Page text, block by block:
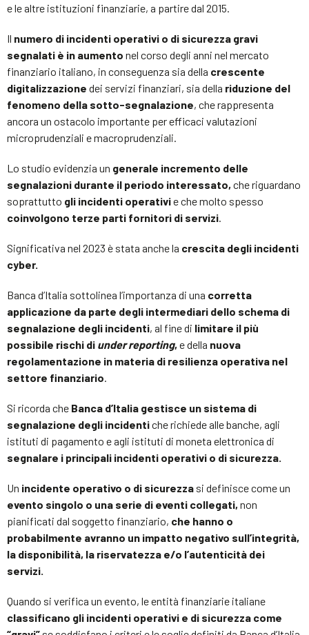
e le altre istituzioni finanziarie, a partire dal 2015.
Il numero di incidenti operativi o di sicurezza gravi
segnalati è in aumento nel corso degli anni nel mercato
finanziario italiano, in conseguenza sia della crescente
digitalizzazione dei servizi finanziari, sia della riduzione del
fenomeno della sotto-segnalazione, che rappresenta
ancora un ostacolo importante per efficaci valutazioni
microprudenziali e macroprudenziali.
Lo studio evidenzia un generale incremento delle
segnalazioni durante il periodo interessato, che riguardano
soprattutto gli incidenti operativie che molto spesso
coinvolgono terze parti fornitori di servizi.
Significativa nel 2023 è stata anche la crescita degli incidenti
cyber.
Banca d’Italia sottolinea l’importanza di una corretta
applicazione da parte degli intermediari dello schema di
segnalazione degli incidenti, al fine di limitare il più
possibile rischi di under reporting, e della nuova
regolamentazione in materia di resilienza operativa nel
settore finanziario.
Si ricorda che Banca d’Italia gestisce un sistema di
segnalazione degli incidentiche richiede alle banche, agli
istituti di pagamento e agli istituti di moneta elettronica di
segnalare i principali incidenti operativi o di sicurezza.
Un incidente operativo o di sicurezza si definisce come un
evento singolo o una serie di eventi collegati, non
pianificati dal soggetto finanziario, che hanno o
probabilmente avranno un impatto negativo sull’integrità,
la disponibilità, la riservatezza e/o l’autenticità dei
servizi.
Quando si verifica un evento, le entità finanziarie italiane
classificano gli incidenti operativi e di sicurezza come